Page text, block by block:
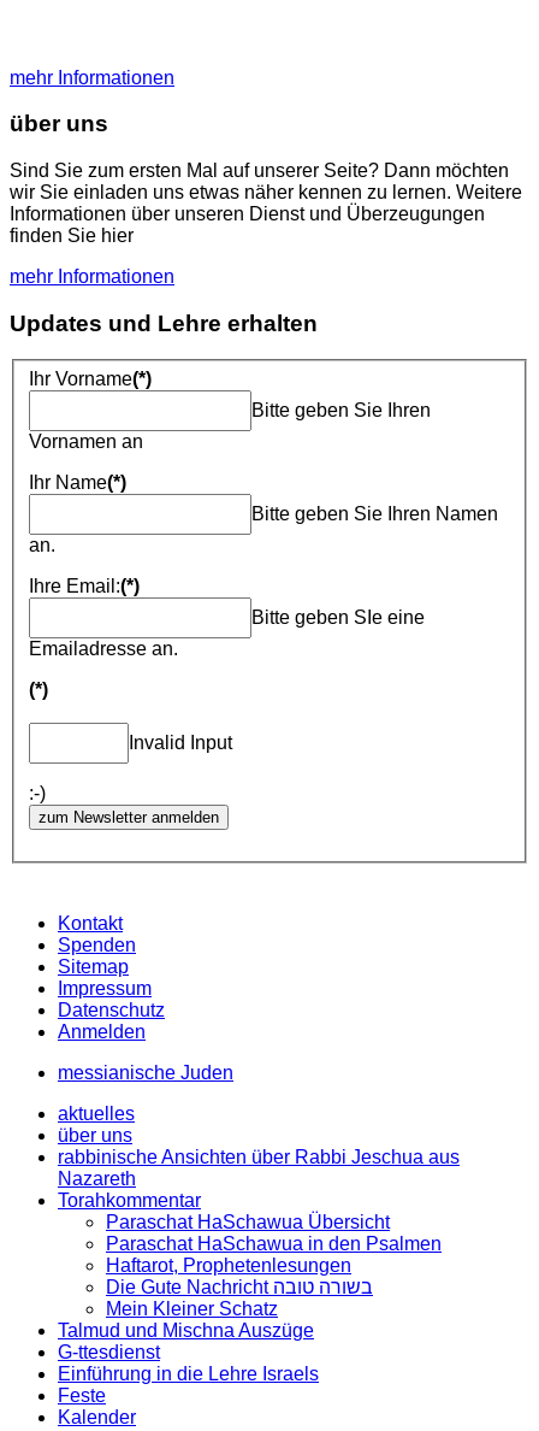
mehr Informationen
über uns
Sind Sie zum ersten Mal auf unserer Seite? Dann möchten
wir Sie einladen uns etwas näher kennen zu lernen. Weitere
Informationen über unseren Dienst und Überzeugungen
finden Sie hier
mehr Informationen
Updates und Lehre erhalten
Ihr Vorname(*)
Bitte geben Sie Ihren
Vornamen an
Ihr Name(*)
Bitte geben Sie Ihren Namen
an.
Ihre Email:(*)
Bitte geben SIe eine
Emailadresse an.
(*)
Invalid Input
:-)
zum Newsletter anmelden
Kontakt
Spenden
Sitemap
Impressum
Datenschutz
Anmelden
messianische Juden
aktuelles
über uns
rabbinische Ansichten über Rabbi Jeschua aus
Nazareth
Torahkommentar
Paraschat HaSchawua Übersicht
Paraschat HaSchawua in den Psalmen
Haftarot, Prophetenlesungen
Die Gute Nachricht בשורה טובה
Mein Kleiner Schatz
Talmud und Mischna Auszüge
G-ttesdienst
Einführung in die Lehre Israels
Feste
Kalender